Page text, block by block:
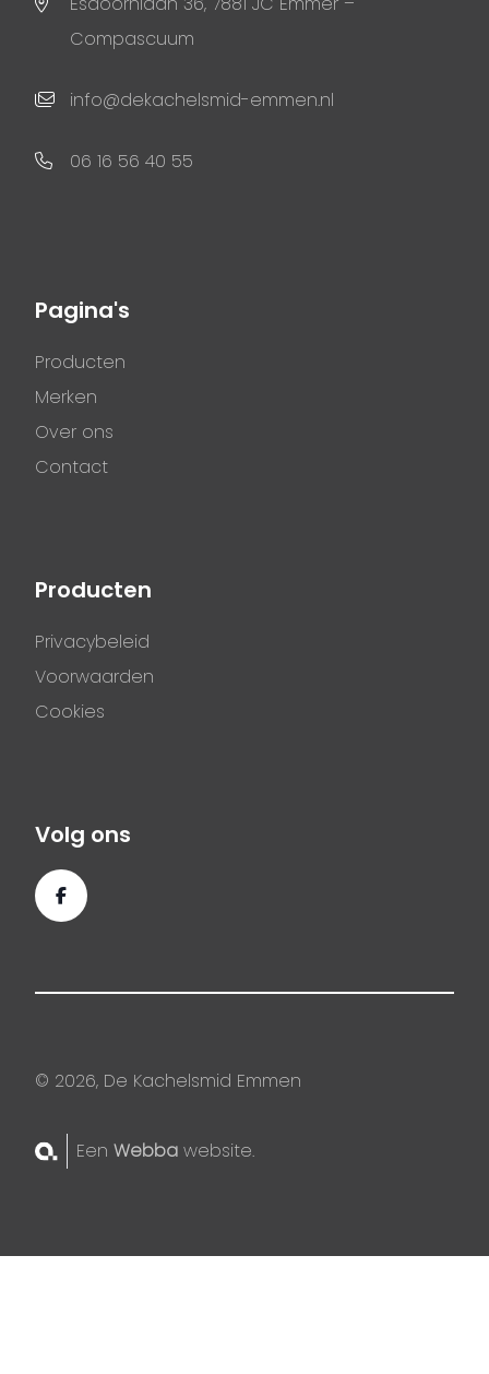
Compascuum
info@dekachelsmid-emmen.nl
06 16 56 40 55
Pagina's
Producten
Merken
Over ons
Contact
Producten
Privacybeleid
Voorwaarden
Cookies
Volg ons
© 2026, De Kachelsmid Emmen
EenWebba website.